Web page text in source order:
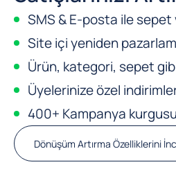
SMS & E-posta ile sepet
Site içi yeniden
Ürün, kategori, sepet
Üyelerinize özel
400+ Kampanya
Dönüşüm Artırma Özelliklerini